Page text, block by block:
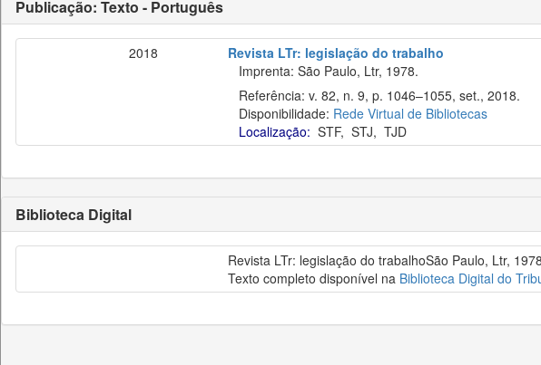
Publicação: Texto - Português
2018
Revista LTr: legislação do trabalho
Imprenta: São Paulo, Ltr, 1978.
Referência: v. 82, n. 9, p. 1046–1055, set., 2018.
Disponibilidade: Rede Virtual de Bibliotecas
Localização: STF, STJ, TJD
Biblioteca Digital
Revista LTr: legislação do trabalhoSão Paulo, Ltr,
Texto completo disponível na Biblioteca Digital do